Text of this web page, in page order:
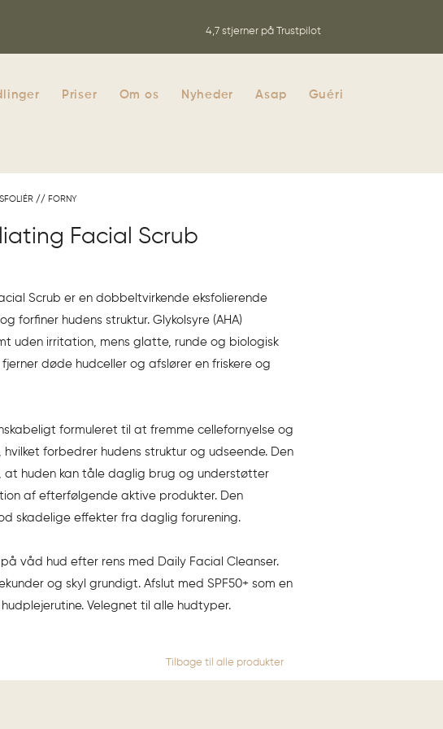
4,7 stjerner på Trustpilot
Priser Om os Nyheder Asap Guéri
// FORNY
Facial Scrub
Scrub er en dobbeltvirkende eksfolierende
forfiner hudens struktur. Glykolsyre (AHA)
uden irritation, mens glatte, runde og biologisk
døde hudceller og afslører en friskere og
formuleret til at fremme cellefornyelse og
hvilket forbedrer hudens struktur og udseende. Den
at huden kan tåle daglig brug og understøtter
af efterfølgende aktive produkter. Den
skadelige effekter fra daglig forurening.
våd hud efter rens med Daily Facial Cleanser.
og skyl grundigt. Afslut med SPF50+ som en
Velegnet til alle hudtyper.
Tilbage til alle produkter